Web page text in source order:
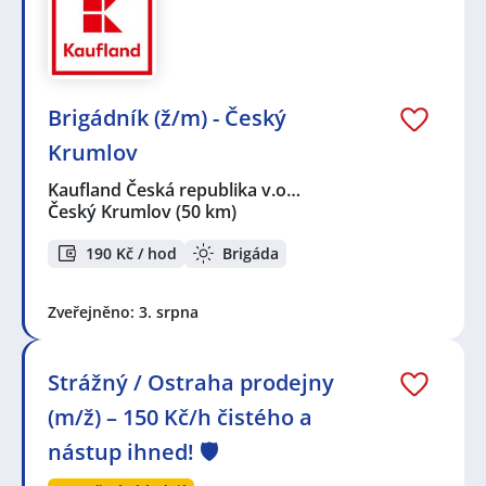
Brigádník (ž/m) - Český
Krumlov
Kaufland Česká republika v.o…
Český Krumlov(50 km)
190 Kč / hod Brigáda
Zveřejněno: 3. srpna
Strážný / Ostraha prodejny
(m/ž) – 150 Kč/h čistého a
nástup ihned! 🛡️